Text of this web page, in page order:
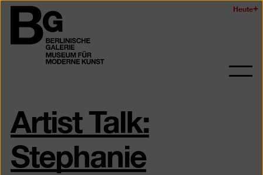
Zum
Seiteninhalt
springen
Berlinischen
Galerie
Heute
Artist Talk:
Stephanie